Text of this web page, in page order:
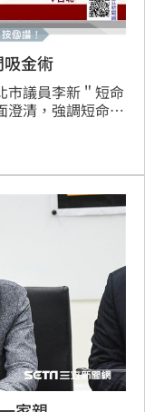
金術
市議員李新＂短命
澄清，強調短命是
年也夠久了，那他
當理事長，但是他
華台北體育總會，